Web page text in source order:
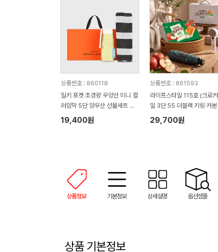
상품번호 : 860118
밀키 포켓 초경량 우양산 미니 컬
러암막 5단 양우산 선물세트 답
례품+무한타올세트 그레이 모달
180g 수건세트
19,400원
상품번호 : 861593
라이프스타일 115호 (크로
일 3단 55 더블랙 키링 카본
림 암막 양우산 VIP+쿨링선
29,700원
상품정보 기본정보 상세설명 옵션샘플
상품 기본정보